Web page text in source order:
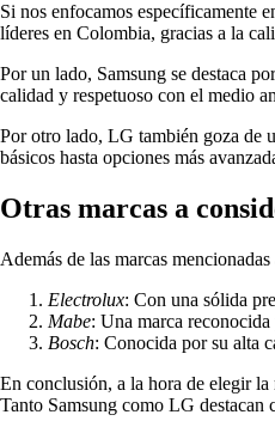
Si nos enfocamos específicamente
líderes en Colombia, gracias a la
Por un lado, Samsung se destaca
calidad y respetuoso con el medio
Por otro lado, LG también goza de
básicos hasta opciones más
Otras marcas a
Además de las marcas
Electrolux: Con una sólida
Mabe: Una marca
Bosch: Conocida por su alta
En conclusión, a la hora de elegir
Tanto Samsung como LG destacan